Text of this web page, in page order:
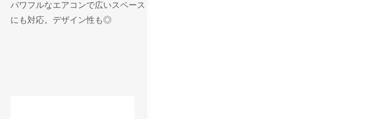
パワフルなエアコンで広いスペース
にも対応。デザイン性も◎
パスワード *